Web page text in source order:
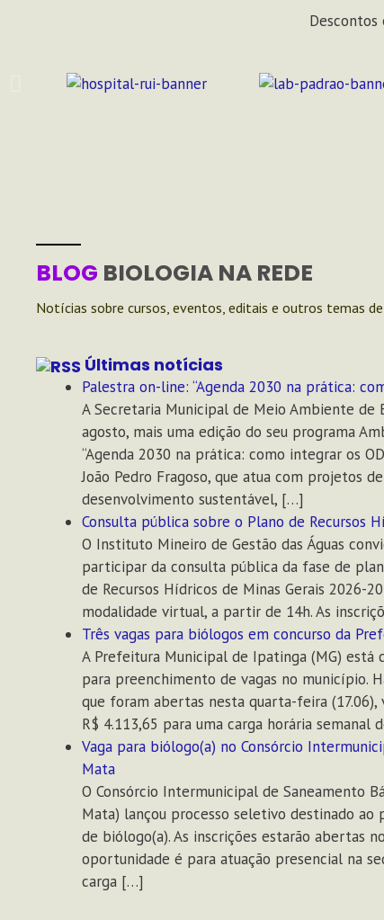
BLOG BIOLOGIA NA REDE
Notícias sobre cursos, eventos, editais e outros temas
Últimas notícias
Palestra on-line: “Agenda 2030 na prática:
A Secretaria Municipal de Meio Ambiente
agosto, mais uma edição do seu programa
“Agenda 2030 na prática: como integrar os
João Pedro Fragoso, que atua com projetos
desenvolvimento sustentável, […]
Consulta pública sobre o Plano de Recursos
O Instituto Mineiro de Gestão das Águas
participar da consulta pública da fase de
de Recursos Hídricos de Minas Gerais 2026-
modalidade virtual, a partir de 14h. As
Três vagas para biólogos em concurso da
A Prefeitura Municipal de Ipatinga (MG)
para preenchimento de vagas no município.
que foram abertas nesta quarta-feira
R$ 4.113,65 para uma carga horária semanal
Vaga para biólogo(a) no Consórcio
Mata
O Consórcio Intermunicipal de Saneamento
Mata) lançou processo seletivo destinado ao
de biólogo(a). As inscrições estarão abertas
oportunidade é para atuação presencial na
carga […]